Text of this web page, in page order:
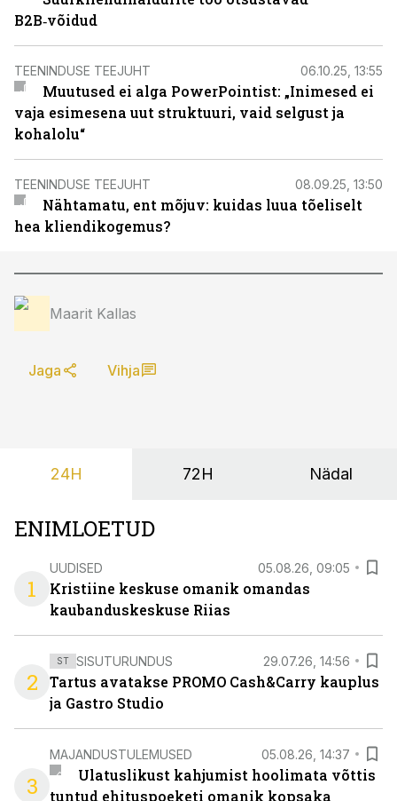
B2B‑võidud
TEENINDUSE TEEJUHT 06.10.25, 13:55
Muutused ei alga PowerPointist: „Inimesed ei
vaja esimesena uut struktuuri, vaid selgust ja
kohalolu“
TEENINDUSE TEEJUHT 08.09.25, 13:50
Nähtamatu, ent mõjuv: kuidas luua tõeliselt
hea kliendikogemus?
Maarit Kallas
Jaga Vihja
24H 72H Nädal
ENIMLOETUD
1
UUDISED 05.08.26, 09:05
Kristiine keskuse omanik omandas
kaubanduskeskuse Riias
2
ST SISUTURUNDUS 29.07.26, 14:56
Tartus avatakse PROMO Cash&Carry kauplus
ja Gastro Studio
3
MAJANDUSTULEMUSED 05.08.26, 14:37
Ulatuslikust kahjumist hoolimata võttis
tuntud ehituspoeketi omanik kopsaka